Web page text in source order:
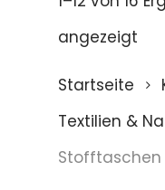
angezeigt
Startseite
Textilien &
Stofftaschen